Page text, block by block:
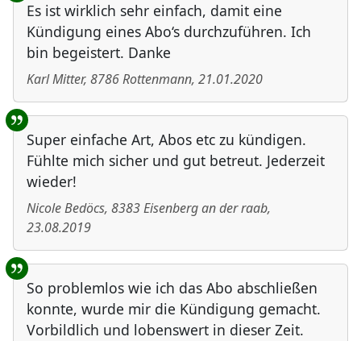
Es ist wirklich sehr einfach, damit eine
Kündigung eines Abo‘s durchzuführen. Ich
bin begeistert. Danke
Karl Mitter, 8786Rottenmann, 21.01.2020
Super einfache Art, Abos etc zu kündigen.
Fühlte mich sicher und gut betreut. Jederzeit
wieder!
Nicole Bedöcs, 8383Eisenberg an der raab,
23.08.2019
So problemlos wie ich das Abo abschließen
konnte, wurde mir die Kündigung gemacht.
Vorbildlich und lobenswert in dieser Zeit.